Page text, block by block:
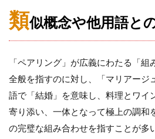
類似概念や他用語と
「ペアリング」が広義にわたる「
全般を指すのに対し、「マリアージ
語で「結婚」を意味し、料理とワイ
寄り添い、一体となって極上の調和
の完璧な組み合わせを指すことが多